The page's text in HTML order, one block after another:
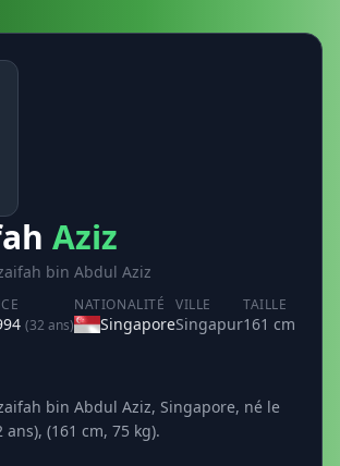
Aziz
bin Abdul Aziz
(32 ans)
NATIONALITÉ
Singapore
VILLE
Singapur
TAILLE
161 cm
bin Abdul Aziz, Singapore, né le
ans), (161 cm, 75 kg).